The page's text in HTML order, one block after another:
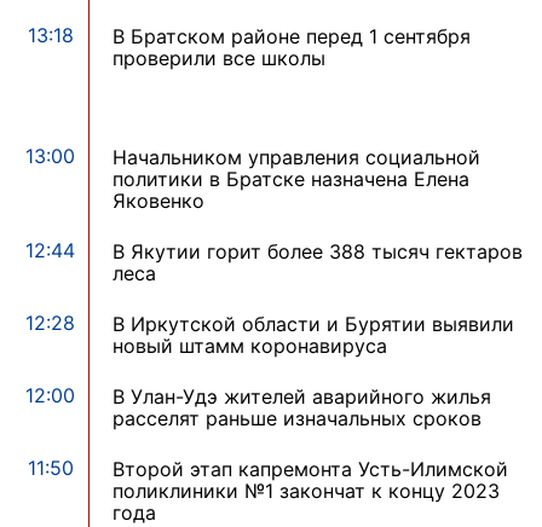
13:18
В Братском районе перед 1 сентября
проверили все школы
13:00
Начальником управления социальной
политики в Братске назначена Елена
Яковенко
12:44
В Якутии горит более 388 тысяч гектаров
леса
12:28
В Иркутской области и Бурятии выявили
новый штамм коронавируса
12:00
В Улан-Удэ жителей аварийного жилья
расселят раньше изначальных сроков
11:50
Второй этап капремонта Усть-Илимской
поликлиники №1 закончат к концу 2023
года